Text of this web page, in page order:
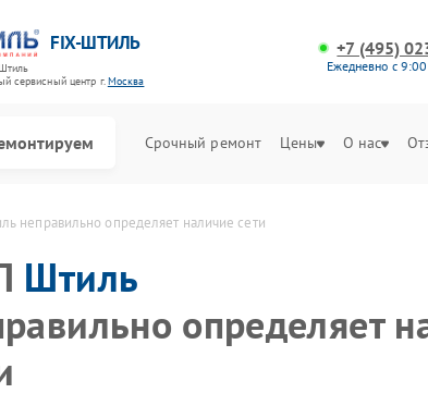
FIX-ШТИЛЬ
cервисный центр г.Москва
+7 (495)
Ежедневно с
Срочный ремонт Цены О нас
неправильно определяет наличие сети
Штиль
определяет